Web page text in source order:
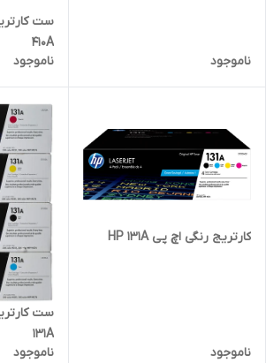
ناموجود
410A
ناموجود
کارتریج رنگی اچ پی HP 131A
ناموجود
131A
ناموجود